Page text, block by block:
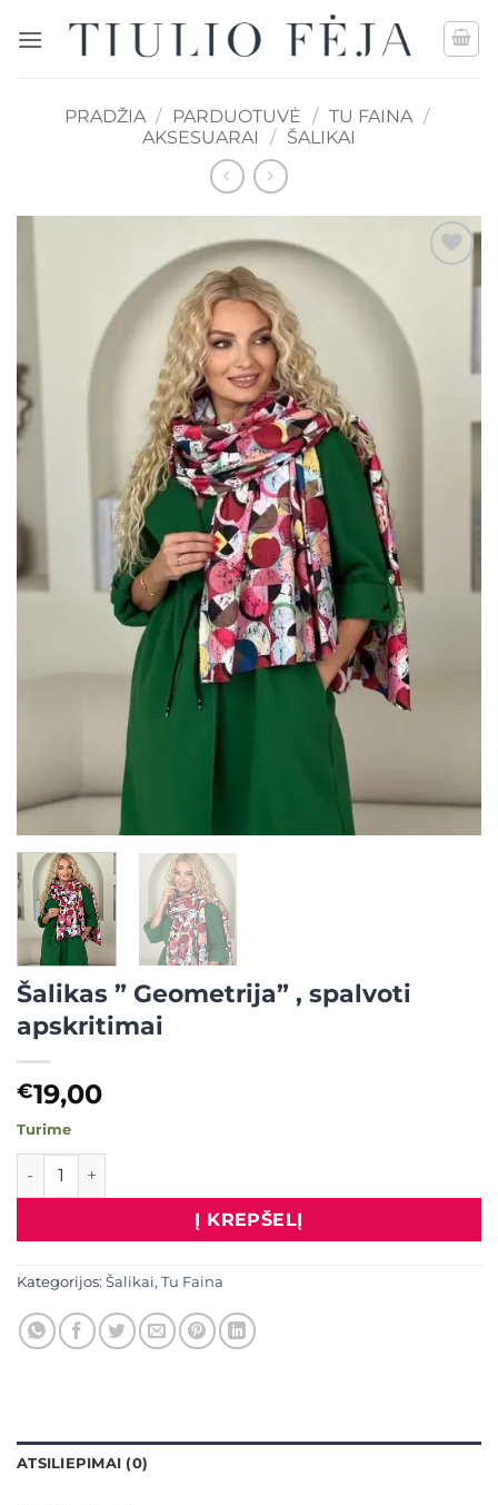
PRADŽIA / PARDUOTUVĖ / TU FAINA /
AKSESUARAI
/ ŠALIKAI
Mėgstamiausias
Šalikas ” Geometrija” , spalvoti
apskritimai
€19,00
Turime
produkto kiekis: Šalikas " Geometrija" , spalvoti apskritimai
Į KREPŠELĮ
Kategorijos: Šalikai, Tu Faina
ATSILIEPIMAI (0)